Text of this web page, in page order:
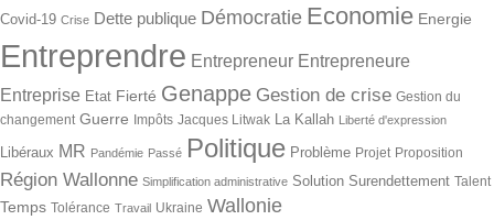
Covid-19 Crise Dette publique Démocratie Economie Energie
Entreprendre Entrepreneur Entrepreneure
Entreprise Etat Fierté Genappe Gestion de crise Gestion du
changement Guerre Impôts Jacques Litwak La Kallah Liberté d'expression
Libéraux MR Pandémie Passé Politique Problème Projet Proposition
Région Wallonne Simplification administrative Solution Surendettement Talent
Temps Tolérance Travail Ukraine Wallonie